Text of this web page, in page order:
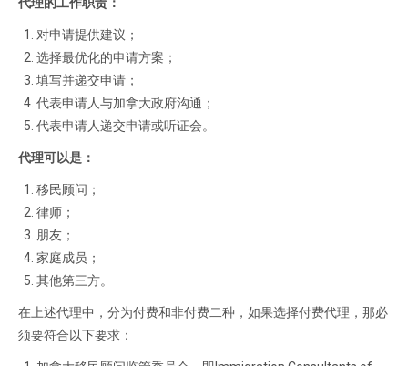
对申请提供建议；
选择最优化的申请方案；
填写并递交申请；
代表申请人与加拿大政府沟通；
代表申请人递交申请或听证会。
代理可以是：
移民顾问；
律师；
朋友；
家庭成员；
其他第三方。
在上述代理中，分为付费和非付费二种，如果选择付费代理，那必
须要符合以下要求：